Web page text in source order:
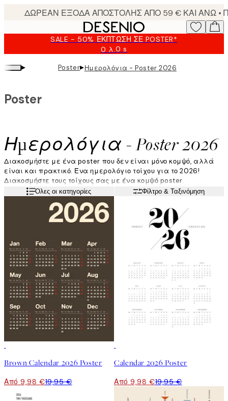
SALE - 50% ΈΚΠΤΩΣΗ ΣΕ POSTER*
0 λ.0 s
Ισχύει
μέχρι:
2026-
▸ Poster▸Ημερολόγια - Poster 2026
Ημερολόγια - Poster 2026
Poster
Διακοσμήστε με ένα poster που δεν είναι μόνο κομψό, αλλά
είναι και πρακτικό. Ένα ημερολόγιο τοίχου για το2026!
Διακοσμήστε τους τοίχους σας με ένα κομψό poster
ημερολόγιο, για ένα λουκ που ταιριάζει τόσο στο γραφείο όσο
και στην κουζίνα.
Διαβάστε περισσότερα
Όλες οι κατηγορίες Φίλτρο & Ταξινόμηση
Brown Calendar 2026 Poster
Από 9,98 €19,95 €
Calendar 2026 Poster
Από 9,98 €19,95 €